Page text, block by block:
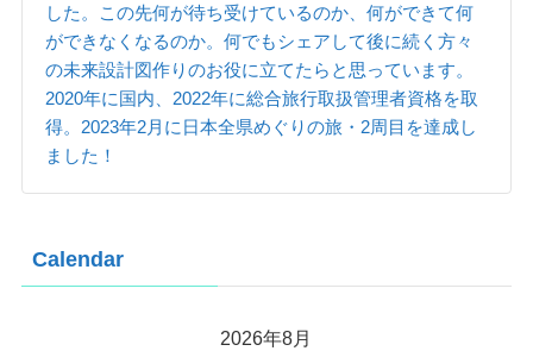
した。この先何が待ち受けているのか、何ができて何
ができなくなるのか。何でもシェアして後に続く方々
の未来設計図作りのお役に立てたらと思っています。
2020年に国内、2022年に総合旅行取扱管理者資格を取
得。2023年2月に日本全県めぐりの旅・2周目を達成し
ました！
Calendar
2026年8月